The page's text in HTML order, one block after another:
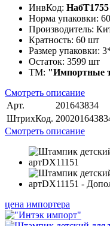
ИнвКод: НабТ1755
Норма упаковки:
Производитель:
Кратность: 60 шт
Размер упаковки:
Остаток: 3599 шт
ТМ: "Импортные
Смотреть описание
Арт.
201643834
ШтрихКод.
Смотреть описание
цена импортера